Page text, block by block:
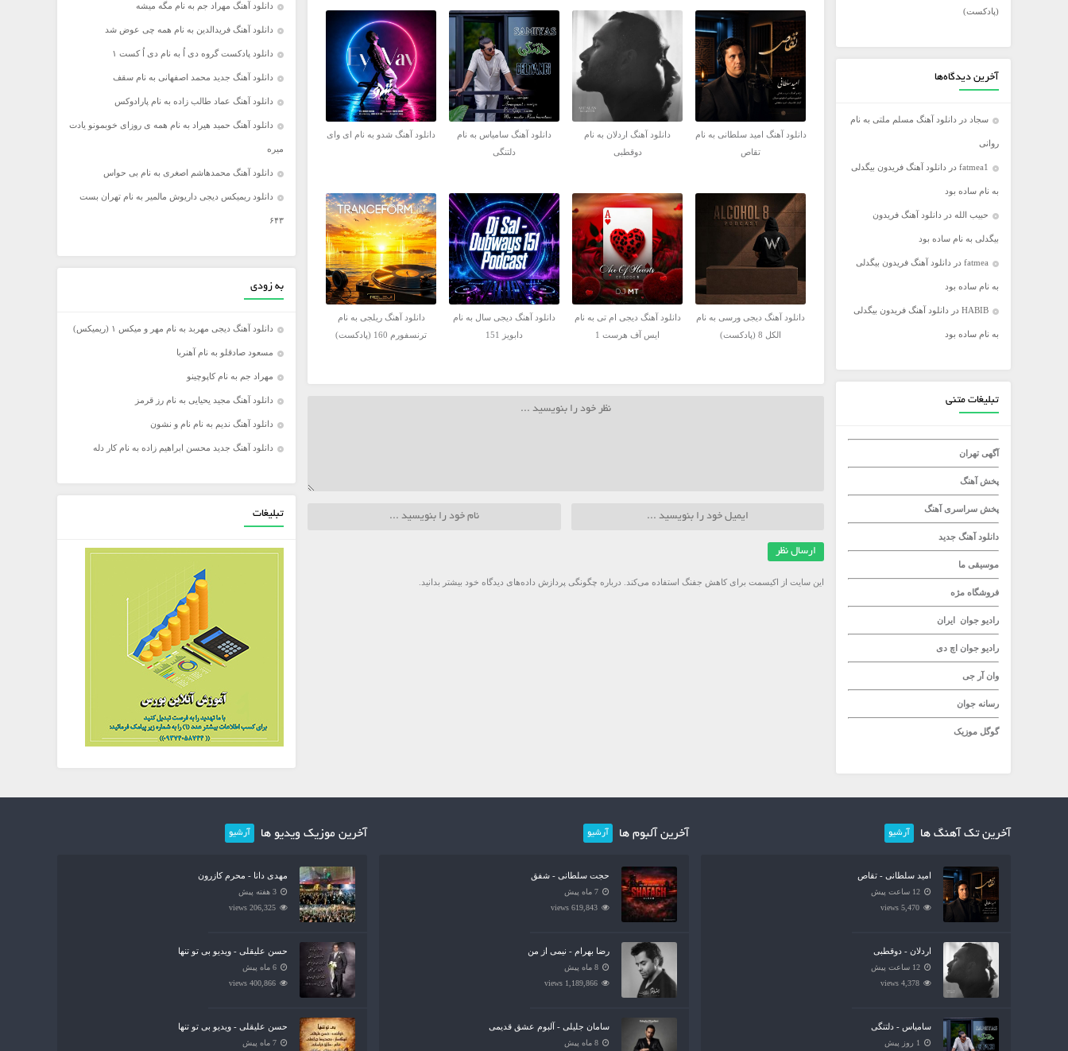
مازیار فلاحی
مجید اخشابی
محسن ابراهیم زاده
محسن چاووشی
محسن یگانه
محمد رضا گلزار
محمد علیزاده
مرتضی اشرفی
مرتضی سرمدی
مهدی جهانی
مهدی یغمایی
میثم ابراهیمی
(پادکست)
آخرین دیدگاه‌ها
سجاد در دانلود آهنگ مسلم ملتی به نام
روانی
fatmea1 در دانلود آهنگ فریدون بیگدلی
به نام ساده بود
حبیب الله در دانلود آهنگ فریدون
بیگدلی به نام ساده بود
fatmea در دانلود آهنگ فریدون بیگدلی
به نام ساده بود
HABIB در دانلود آهنگ فریدون بیگدلی
به نام ساده بود
تبلیغات متنی
آگهی تهران
پخش آهنگ
پخش سراسری آهنگ
دانلود آهنگ جدید
موسیقی ما
فروشگاه مژه
رادیو جوان ایران
رادیو جوان اچ دی
وان آر جی
رسانه جوان
گوگل موزیک
دانلود آهنگ امید سلطانی به نام
تقاص
دانلود آهنگ اردلان به نام
دوقطبی
دانلود آهنگ سامیاس به نام
دلتنگی
دانلود آهنگ شدو به نام ای وای
دانلود آهنگ دیجی ورسی به نام
الکل 8 (پادکست)
دانلود آهنگ دیجی ام تی به نام
ایس آف هرست 1
دانلود آهنگ دیجی سال به نام
دابویز 151
دانلود آهنگ ریلجی به نام
ترنسفورم 160 (پادکست)
این سایت از اکیسمت برای کاهش جفنگ استفاده می‌کند. درباره چگونگی پردازش داده‌های دیدگاه خود بیشتر بدانید.
دانلود آهنگ مهراد جم به نام مگه میشه
دانلود آهنگ فریدالدین به نام همه چی عوض شد
دانلود پادکست گروه دی اُ به نام دی اُ کست ۱
دانلود آهنگ جدید محمد اصفهانی به نام سقف
دانلود آهنگ عماد طالب زاده به نام پارادوکس
دانلود آهنگ حمید هیراد به نام همه ی روزای خوبمونو یادت
میره
دانلود آهنگ محمدهاشم اصغری به نام بی حواس
دانلود ریمیکس دیجی داریوش مالمیر به نام تهران بست
۶۴۳
به زودی
دانلود آهنگ دیجی مهربد به نام مهر و میکس ۱ (ریمیکس)
مسعود صادقلو به نام آهنربا
مهراد جم به نام کاپوچینو
دانلود آهنگ مجید یحیایی به نام رز قرمز
دانلود آهنگ ندیم به نام نام و نشون
دانلود آهنگ جدید محسن ابراهیم زاده به نام کار دله
تبلیغات
آخرین تک آهنگ ها آرشیو
امید سلطانی - تقاص
12 ساعت پیش
5,470 views
اردلان - دوقطبی
12 ساعت پیش
4,378 views
سامیاس - دلتنگی
1 روز پیش
آخرین آلبوم ها آرشیو
حجت سلطانی - شفق
7 ماه پیش
619,843 views
رضا بهرام - نیمی از من
8 ماه پیش
1,189,866 views
سامان جلیلی - آلبوم عشق قدیمی
8 ماه پیش
آخرین موزیک ویدیو ها آرشیو
مهدی دانا - محرم کازرون
3 هفته پیش
206,325 views
حسن علیقلی - ویدیو بی تو تنها
6 ماه پیش
400,866 views
حسن علیقلی - ویدیو بی تو تنها
7 ماه پیش